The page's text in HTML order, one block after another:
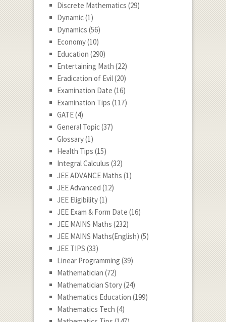
Discrete Mathematics (29)
Dynamic(1)
Dynamics (56)
Economy(10)
Education (290)
Entertaining Math (22)
Eradication of Evil(20)
Examination Date (16)
Examination Tips (117)
GATE(4)
General Topic(37)
Glossary(1)
Health Tips (15)
Integral Calculus (32)
JEE ADVANCE Maths (1)
JEE Advanced (12)
JEE Eligibility(1)
JEE Exam & Form Date (16)
JEE MAINS Maths (232)
JEE MAINS Maths(English) (5)
JEE TIPS (33)
Linear Programming (39)
Mathematician (72)
Mathematician Story(24)
Mathematics Education (199)
Mathematics Tech (4)